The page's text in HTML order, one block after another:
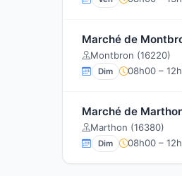
Marché de
Montbron (16220)
Dim 08h00 –
Marché de
Marthon (16380)
Dim 08h00 –